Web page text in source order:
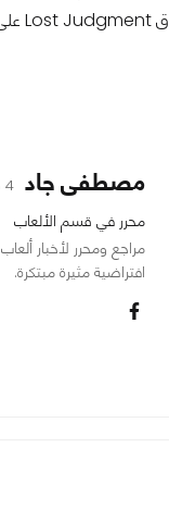
مصطفى جاد 4 متابع
محرر في قسم الألعاب
افتراضية مثيرة مبتكرة.